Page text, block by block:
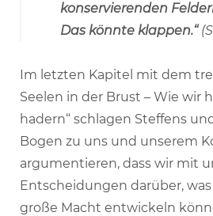
konservierenden
Das könnte klappen.“
Im letzten Kapitel mit dem
Seelen in der Brust – Wie wir
hadern“ schlagen Steffens
Bogen zu uns und unserem
argumentieren, dass wir mit
Entscheidungen darüber,
große Macht entwickeln